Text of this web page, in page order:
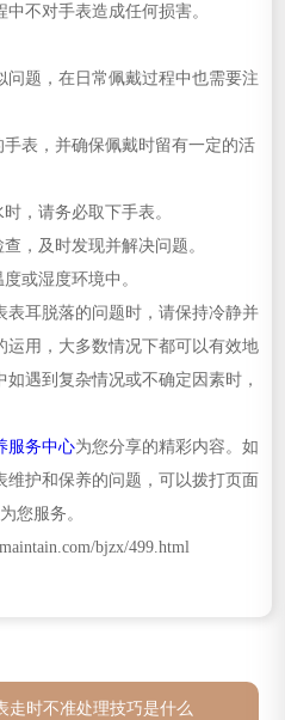
不对手表造成任何损害。
题，在日常佩戴过程中也需要注
表，并确保佩戴时留有一定的活
请务必取下手表。
及时发现并解决问题。
或湿度环境中。
耳脱落的问题时，请保持冷静并
用，大多数情况下都可以有效地
遇到复杂情况或不确定因素时，
服务中心为您分享的精彩内容。如
护和保养的问题，可以拨打页面
您服务。
bjzx/499.html
走时不准处理技巧是什么